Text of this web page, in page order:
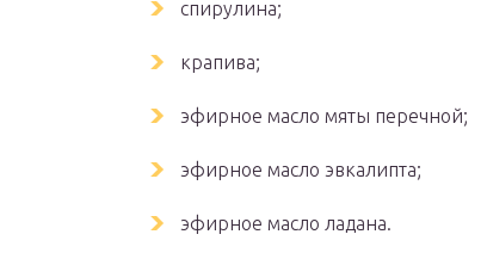
спирулина;
крапива;
эфирное масло мяты перечной;
эфирное масло эвкалипта;
эфирное масло ладана.